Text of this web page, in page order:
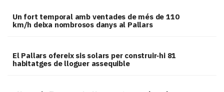
Un fort temporal amb ventades de més de 110
km/h deixa nombrosos danys al Pallars
El Pallars ofereix sis solars per construir‑hi 81
habitatges de lloguer assequible